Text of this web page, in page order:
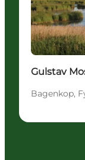
Gulstav
Bagenkop,